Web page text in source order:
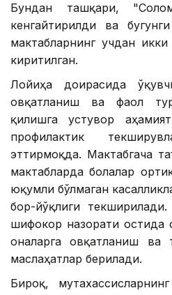
Бундан ташқари,
кенгайтирилди ва
мактабларнинг учдан
киритилган.
Лойиҳа доирасида
овқатланиш ва фаол
қилишга устувор
профилактик
эттирмоқда. Мактабгача
мактабларда болалар
юқумли бўлмаган
бор-йўқлиги
шифокор назорати остида
оналарга овқатланиш ва
маслаҳатлар берилади.
Бироқ,